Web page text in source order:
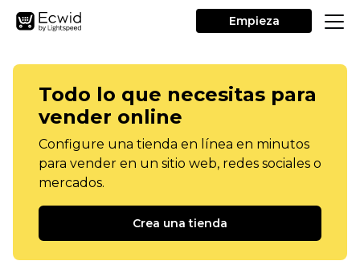
Empieza
Todo lo que necesitas para
vender online
Configure una tienda en línea en minutos
para vender en un sitio web, redes sociales o
mercados.
Crea una tienda